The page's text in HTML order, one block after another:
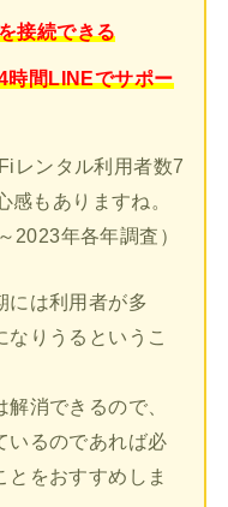
接続できる
時間LINEでサポー
レンタル利用者数7
もありますね。
2023年各年調査）
には利用者が多
なりうるというこ
消できるので、
いるのであれば必
をおすすめしま